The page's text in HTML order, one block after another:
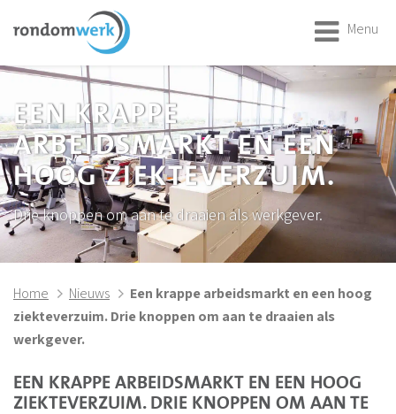
Menu
EEN KRAPPE
ARBEIDSMARKT EN EEN
HOOG ZIEKTEVERZUIM.
Drie knoppen om aan te draaien als werkgever.
Home Nieuws
Een krappe arbeidsmarkt en een hoog
ziekteverzuim. Drie knoppen om aan te draaien als
werkgever.
EEN KRAPPE ARBEIDSMARKT EN EEN HOOG
ZIEKTEVERZUIM. DRIE KNOPPEN OM AAN TE